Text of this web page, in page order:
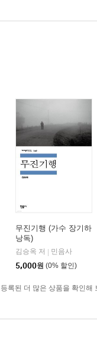
무진기행 (가수 장기하
낭독)
김승옥 저
민음사
5,000원 (0% 할인)
록된 더 많은 상품을 확인해